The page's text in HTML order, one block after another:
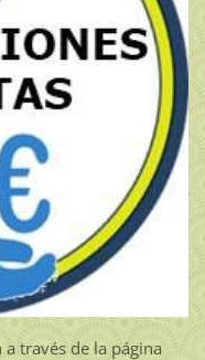
través de la página